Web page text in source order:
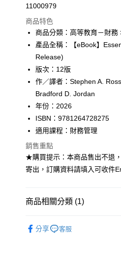
運送方式
數位發送
免運費
11000979
商品特色
商品分類：高等教育－財務
產品全稱：【eBook】
Release)
版次：12版
作／譯者：Stephen A.
Bradford D. Jordan
年份：2026
ISBN：9781264728275
適用課程：財務管理
銷售重點
★購買提示：本商品售出不退
寄出，訂購資料請填入可收件
商品相關分類 (1)
分享
客服